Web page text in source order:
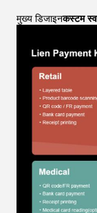
मुख्य डिजाइनकस्टम